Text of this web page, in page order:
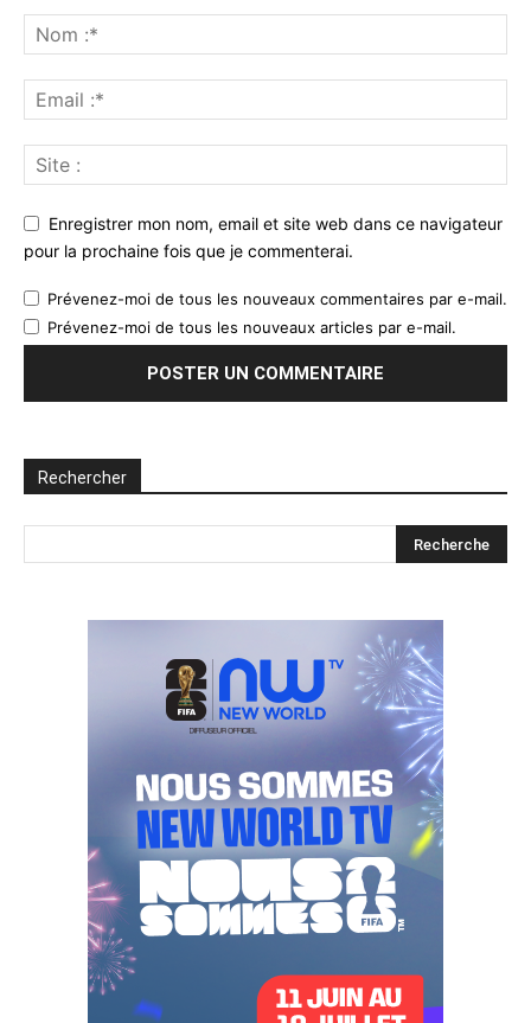
Enregistrer mon nom, email et site web dans ce navigateur
pour la prochaine fois que je commenterai.
Prévenez-moi de tous les nouveaux commentaires par e-mail.
Prévenez-moi de tous les nouveaux articles par e-mail.
Rechercher